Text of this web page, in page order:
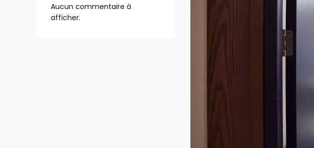
Aucun commentaire à
afficher.